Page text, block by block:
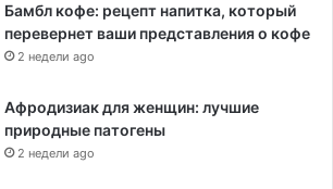
Бамбл кофе: рецепт напитка, который
перевернет ваши представления о кофе
2 недели ago
Афродизиак для женщин: лучшие
природные патогены
2 недели ago